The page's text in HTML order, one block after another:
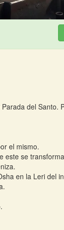
del Santo.
el mismo.
este se
en la Leri del